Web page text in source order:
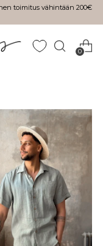
toimitus vähintään 200€
0